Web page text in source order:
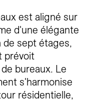
est aligné sur
d'une élégante
sept étages,
prévoit
bureaux. Le
s'harmonise
résidentielle,